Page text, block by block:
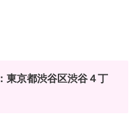
：東京都渋谷区渋谷４丁